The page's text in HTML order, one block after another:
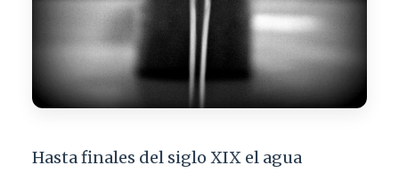
Hasta finales del siglo XIX el agua